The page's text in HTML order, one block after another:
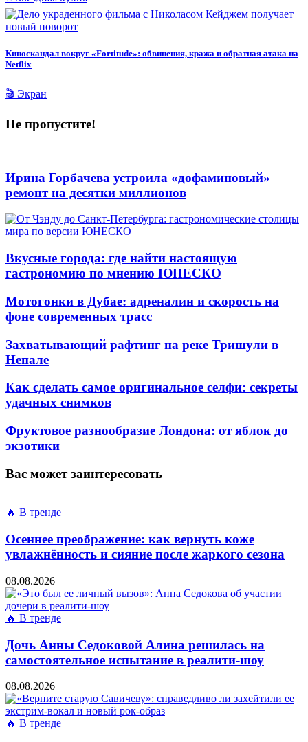
Киноскандал вокруг «Fortitude»: обвинения, кража и обратная атака на
Netflix
🎬 Экран
Не пропустите!
Ирина Горбачева устроила «дофаминовый»
ремонт на десятки миллионов
Вкусные города: где найти настоящую
гастрономию по мнению ЮНЕСКО
Мотогонки в Дубае: адреналин и скорость на
фоне современных трасс
Захватывающий рафтинг на реке Тришули в
Непале
Как сделать самое оригинальное селфи: секреты
удачных снимков
Фруктовое разнообразие Лондона: от яблок до
экзотики
Вас может заинтересовать
🔥 В тренде
Осеннее преображение: как вернуть коже
увлажнённость и сияние после жаркого сезона
08.08.2026
🔥 В тренде
Дочь Анны Седоковой Алина решилась на
самостоятельное испытание в реалити-шоу
08.08.2026
🔥 В тренде